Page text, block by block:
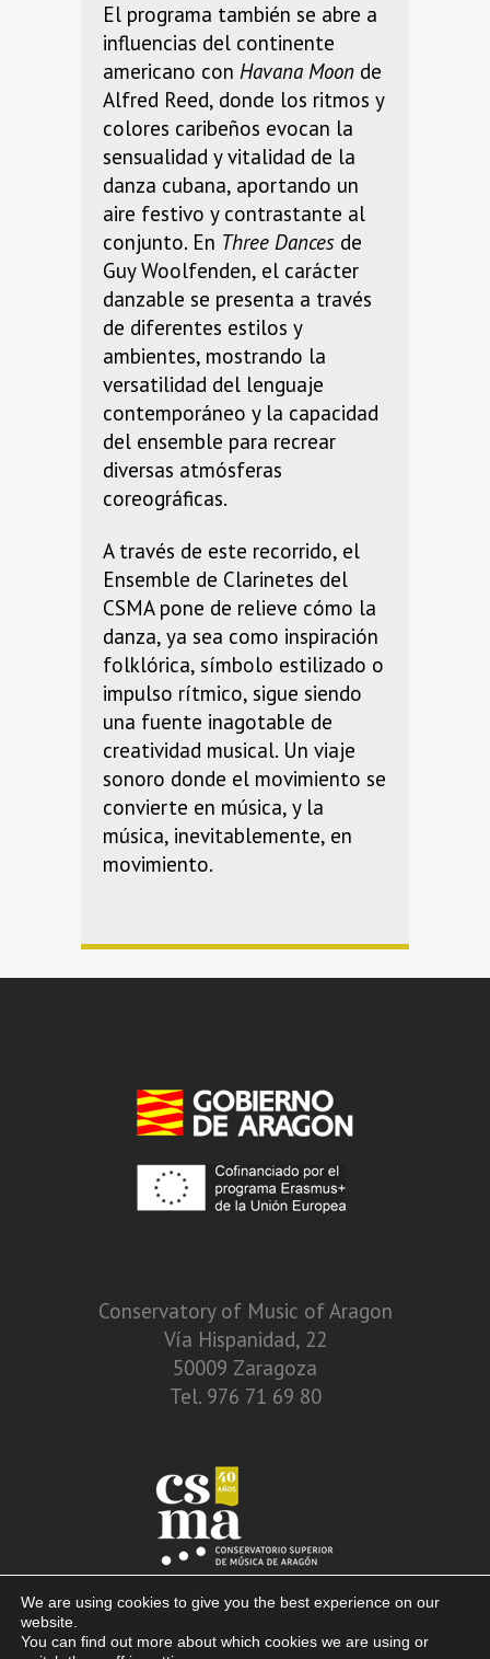
El programa también se abre a
influencias del continente
americano con Havana Moon de
Alfred Reed, donde los ritmos y
colores caribeños evocan la
sensualidad y vitalidad de la
danza cubana, aportando un
aire festivo y contrastante al
conjunto. En Three Dances de
Guy Woolfenden, el carácter
danzable se presenta a través
de diferentes estilos y
ambientes, mostrando la
versatilidad del lenguaje
contemporáneo y la capacidad
del ensemble para recrear
diversas atmósferas
coreográficas.
A través de este recorrido, el
Ensemble de Clarinetes del
CSMA pone de relieve cómo la
danza, ya sea como inspiración
folklórica, símbolo estilizado o
impulso rítmico, sigue siendo
una fuente inagotable de
creatividad musical. Un viaje
sonoro donde el movimiento se
convierte en música, y la
música, inevitablemente, en
movimiento.
Conservatory of Music of Aragon
Vía Hispanidad, 22
50009 Zaragoza
Tel. 976 71 69 80
We are using cookies to give you the best experience on our
website.
You can find out more about which cookies we are using or